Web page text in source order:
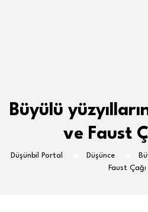
Büyülü
ve Faust
Düşünbil Portal Düşünce
Faust Çağı